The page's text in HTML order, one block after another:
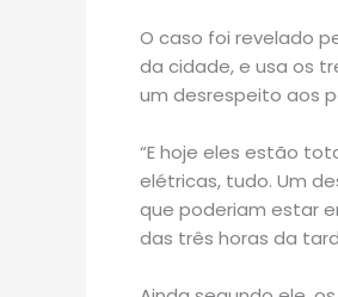
O caso foi revelado
da cidade, e usa os
um desrespeito aos
“E hoje eles estão
elétricas, tudo. Um
que poderiam estar
das três horas da